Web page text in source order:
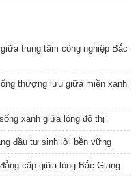
trung tâm công nghiệp Bắc
thượng lưu giữa miền xanh
xanh giữa lòng đô thị
đầu tư sinh lời bền vững
cấp giữa lòng Bắc Giang